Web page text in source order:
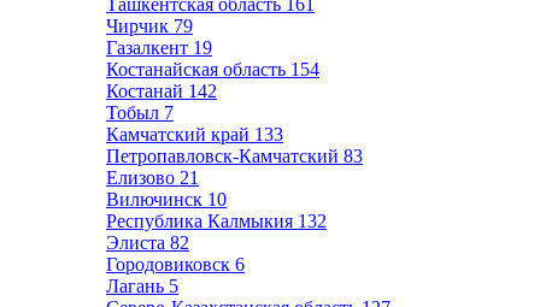
Ташкентская область 161
Чирчик 79
Газалкент 19
Костанайская область 154
Костанай 142
Тобыл 7
Камчатский край 133
Петропавловск-Камчатский 83
Елизово 21
Вилючинск 10
Республика Калмыкия 132
Элиста 82
Городовиковск 6
Лагань 5